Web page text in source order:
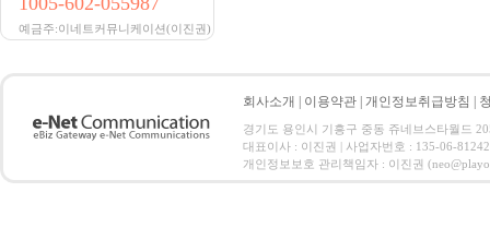
예금주:이네트커뮤니케이션(이진권)
회사소개 이용약관 개인정보취급방침
경기도 용인시 기흥구 중동 쥬네브스타월드
대표이사 : 이진권 | 사업자번호 : 135-06-
개인정보보호 관리책임자 : 이진권